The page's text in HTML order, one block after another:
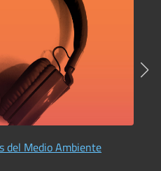
del Medio Ambiente